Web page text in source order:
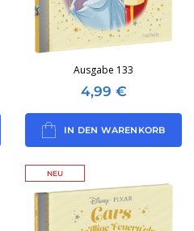
Ausgabe 133
4,99 €
IN DEN WARENKORB
NEU